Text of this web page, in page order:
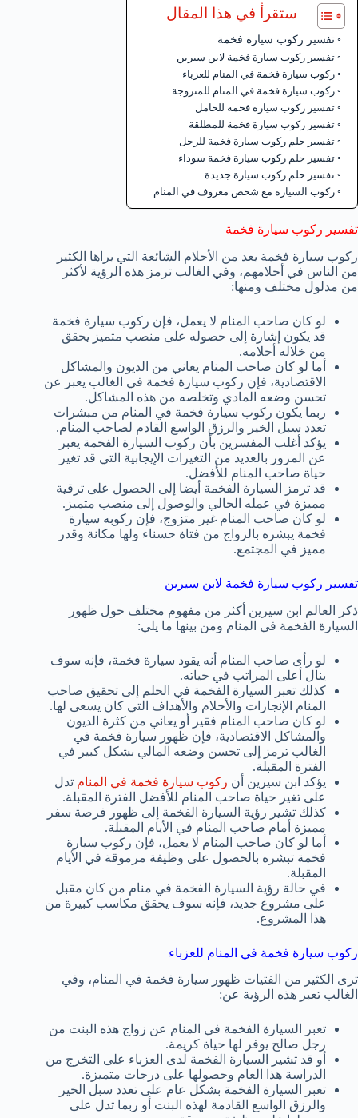
ستقرأ في هذا المقال
تفسير ركوب سيارة فخمة
تفسير ركوب سيارة فخمة لابن سيرين
ركوب سيارة فخمة في المنام للعزباء
ركوب سيارة فخمة في المنام للمتزوجة
تفسير ركوب سيارة فخمة للحامل
تفسير ركوب سيارة فخمة للمطلقة
تفسير حلم ركوب سيارة فخمة للرجل
تفسير حلم ركوب سيارة فخمة سوداء
تفسير حلم ركوب سيارة جديدة
ركوب السيارة مع شخص معروف في المنام
تفسير ركوب سيارة فخمة
ركوب سيارة فخمة يعد من الأحلام الشائعة التي يراها الكثير
من الناس في أحلامهم، وفي الغالب ترمز هذه الرؤية لأكثر
من مدلول مختلف ومنها:
لو كان صاحب المنام لا يعمل، فإن ركوب سيارة فخمة
قد يكون إشارة إلى حصوله على منصب متميز يحقق
من خلاله أحلامه.
أما لو كان صاحب المنام يعاني من الديون والمشاكل
الاقتصادية، فإن ركوب سيارة فخمة في الغالب يعبر عن
تحسن وضعه المادي وتخلصه من هذه المشاكل.
ربما يكون ركوب سيارة فخمة في المنام من مبشرات
تعدد سبل الخير والرزق الواسع القادم لصاحب المنام.
يؤكد أغلب المفسرين بأن ركوب السيارة الفخمة يعبر
عن المرور بالعديد من التغيرات الإيجابية التي قد تغير
حياة صاحب المنام للأفضل.
قد ترمز السيارة الفخمة أيضا إلى الحصول على ترقية
مميزة في عمله الحالي والوصول إلى منصب متميز.
لو كان صاحب المنام غير متزوج، فإن ركوبه سيارة
فخمة يبشره بالزواج من فتاة حسناء ولها مكانة وقدر
مميز في المجتمع.
تفسير ركوب سيارة فخمة لابن سيرين
ذكر العالم ابن سيرين أكثر من مفهوم مختلف حول ظهور
السيارة الفخمة في المنام ومن بينها ما يلي:
لو رأى صاحب المنام أنه يقود سيارة فخمة، فإنه سوف
ينال أعلى المراتب في حياته.
كذلك تعبر السيارة الفخمة في الحلم إلى تحقيق صاحب
المنام الإنجازات والأحلام والأهداف التي كان يسعى لها.
لو كان صاحب المنام فقير أو يعاني من كثرة الديون
والمشاكل الاقتصادية، فإن ظهور سيارة فخمة في
الغالب ترمز إلى تحسن وضعه المالي بشكل كبير في
الفترة المقبلة.
يؤكد ابن سيرين أن ركوب سيارة فخمة في المنام تدل
على تغير حياة صاحب المنام للأفضل الفترة المقبلة.
كذلك تشير رؤية السيارة الفخمة إلى ظهور فرصة سفر
مميزة أمام صاحب المنام في الأيام المقبلة.
أما لو كان صاحب المنام لا يعمل، فإن ركوب سيارة
فخمة تبشره بالحصول على وظيفة مرموقة في الأيام
المقبلة.
في حالة رؤية السيارة الفخمة في منام من كان مقبل
على مشروع جديد، فإنه سوف يحقق مكاسب كبيرة من
هذا المشروع.
ركوب سيارة فخمة في المنام للعزباء
ترى الكثير من الفتيات ظهور سيارة فخمة في المنام، وفي
الغالب تعبر هذه الرؤية عن:
تعبر السيارة الفخمة في المنام عن زواج هذه البنت من
رجل صالح يوفر لها حياة كريمة.
أو قد تشير السيارة الفخمة لدى العزباء على التخرج من
الدراسة هذا العام وحصولها على درجات متميزة.
تعبر السيارة الفخمة بشكل عام على تعدد سبل الخير
والرزق الواسع القادمة لهذه البنت أو ربما تدل على